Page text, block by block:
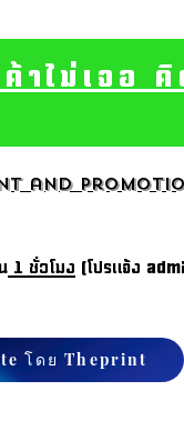
าไม่เจอ
and
1 ชั่วโมง (โปรแจ้ง
โดย Theprint